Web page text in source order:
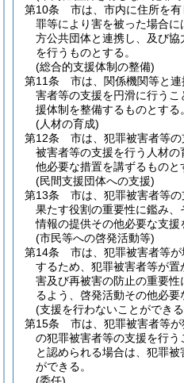
第10条
市は、市内に住所を
罪等により害を被った場合
方公共団体と連携し、及び協
を行うものとする。
(総合的支援体制の整備)
第11条
市は、関係機関等と
害者等の支援を円滑に行う
援体制を整備するものとする。
(人材の育成)
第12条
市は、犯罪被害者等
被害者等の支援を行う人材
他必要な措置を講ずるものと
(民間支援団体への支援)
第13条
市は、犯罪被害者等
果たす役割の重要性に鑑み、
情報の提供その他必要な支援
(市民等への啓発活動等)
第14条
市は、犯罪被害者等
するため、犯罪被害者等が
害及び再被害の防止の重要
るよう、啓発活動その他必要
(支援を行わないことができ
第15条
市は、犯罪被害者等
の犯罪被害者等の支援を行
と認められる場合は、犯罪
ができる。
(委任)